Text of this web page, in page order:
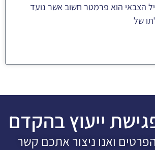
הצבאי הוא פרמטר חשוב אשר נועד
של
ייעוץ בהקדם
ואנו ניצור אתכם קשר